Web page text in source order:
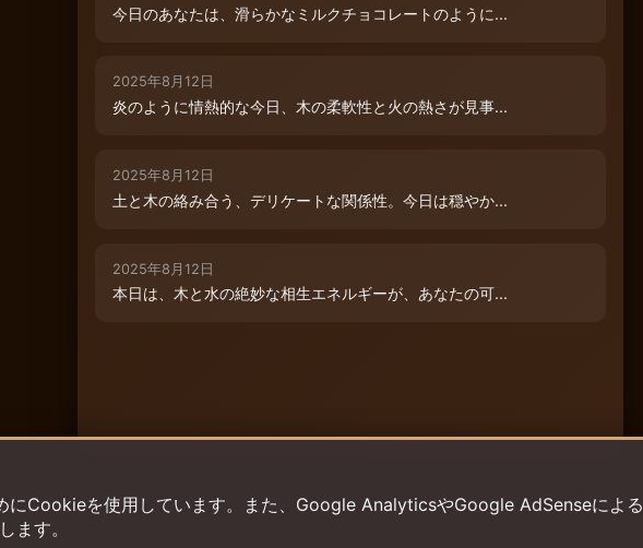
今日のあなたは、滑らかなミルクチョコレートのように...
2025年8月12日
炎のように情熱的な今日、木の柔軟性と火の熱さが見事...
2025年8月12日
土と木の絡み合う、デリケートな関係性。今日は穏やか...
2025年8月12日
本日は、木と水の絶妙な相生エネルギーが、あなたの可...
にCookieを使用しています。また、Google AnalyticsやGoogle AdSenseによる
ます。